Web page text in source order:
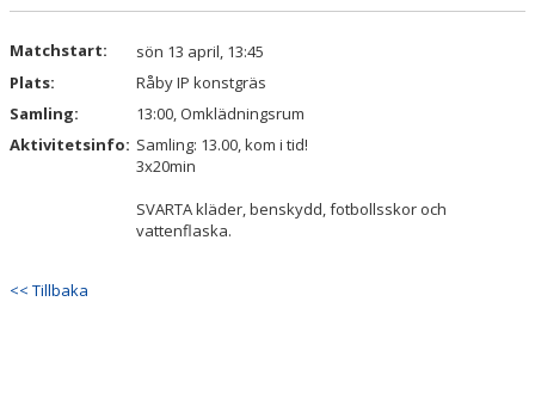
INTRESSEANMÄLAN
Matchstart:
sön 13 april, 13:45
Plats:
Råby IP konstgräs
Samling:
13:00, Omklädningsrum
Aktivitetsinfo: Samling: 13.00, kom i tid!
3x20min
SVARTA kläder, benskydd, fotbollsskor och
vattenflaska.
<< Tillbaka